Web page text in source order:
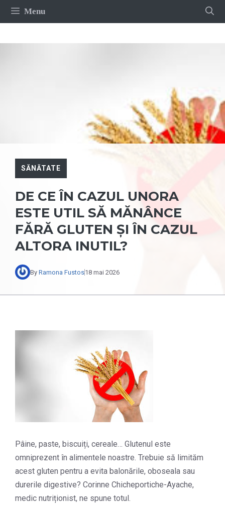
Sari
Menu
SĂNĂTATE
DE CE ÎN CAZUL UNORA
ESTE UTIL SĂ MĂNÂNCE
FĂRĂ GLUTEN ȘI ÎN CAZUL
ALTORA INUTIL?
By Ramona Fustos18 mai 2026
Pâine, paste, biscuiți, cereale… Glutenul este
omniprezent în alimentele noastre. Trebuie să limităm
acest gluten pentru a evita balonările, oboseala sau
durerile digestive? Corinne Chicheportiche-Ayache,
medic nutriționist, ne spune totul.